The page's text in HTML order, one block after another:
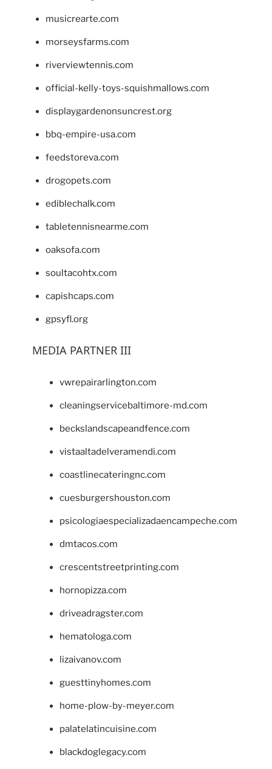
musicrearte.com
morseysfarms.com
riverviewtennis.com
official-kelly-toys-squishmallows.com
displaygardenonsuncrest.org
bbq-empire-usa.com
feedstoreva.com
drogopets.com
ediblechalk.com
tabletennisnearme.com
oaksofa.com
soultacohtx.com
capishcaps.com
gpsyfl.org
MEDIA PARTNER III
vwrepairarlington.com
cleaningservicebaltimore-md.com
beckslandscapeandfence.com
vistaaltadelveramendi.com
coastlinecateringnc.com
cuesburgershouston.com
psicologiaespecializadaencampeche.com
dmtacos.com
crescentstreetprinting.com
hornopizza.com
driveadragster.com
hematologa.com
lizaivanov.com
guesttinyhomes.com
home-plow-by-meyer.com
palatelatincuisine.com
blackdoglegacy.com